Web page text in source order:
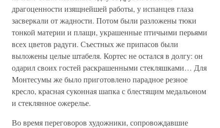
драгоценности изящнейшей работы, у испанцев глаза
засверкали от жадности. Потом были разложены тюки
тонкой материи и плащи, украшенные птичьими перьями
всех цветов радуги. Съестных же припасов были
выложены целые штабеля. Кортес не остался в долгу: он
одарил своих гостей раскрашенными стекляшками… Для
Монтесумы же было приготовлено парадное резное
кресло, красная суконная шапка с блестящим медальоном
и стеклянное ожерелье.
Во время переговоров художники, сопровождавшие